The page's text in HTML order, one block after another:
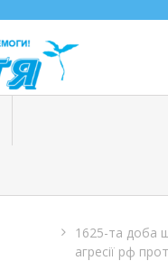
1625-та доба
агресії рф